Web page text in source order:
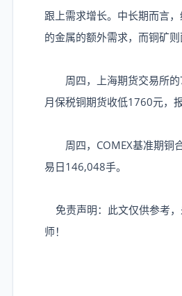
跟上需求增长。中长期而言
的金属的额外需求，而铜矿
周四，上海期货交易所的7
月保税铜期货收低1760元，
周四，COMEX基准期铜
易日146,048手。
免责声明：此文仅供参考
师！